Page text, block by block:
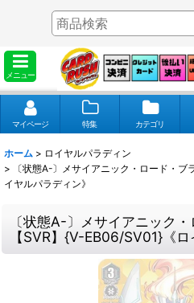
メニュー
マイページ 特集 カテゴリ
ホーム > ロイヤルパラディン
>
〔状態A-〕メサイアニック・ロード・
イヤルパラディン》
〔状態A-〕メサイアニック
【SVR】{V-EB06/SV01}《ロ